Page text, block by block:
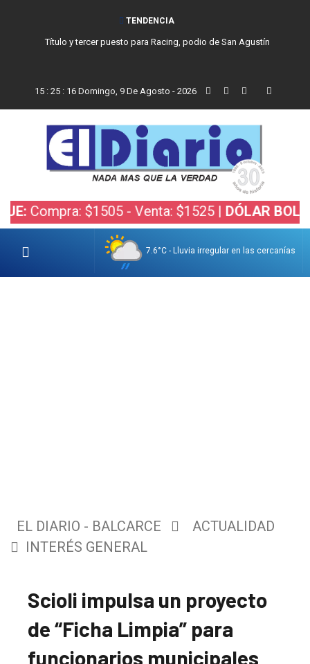
TENDENCIA
Título y tercer puesto para Racing, podio de San Agustín
15 : 25 : 17 Domingo, 9 De Agosto - 2026
$1505 - Venta: $1525 |DÓLAR BOLSA:
7.6°C - Lluvia irregular en las cercanías
EL DIARIO - BALCARCE
ACTUALIDAD
INTERÉS GENERAL
Scioli impulsa un proyecto
de “Ficha Limpia” para
funcionarios municipales